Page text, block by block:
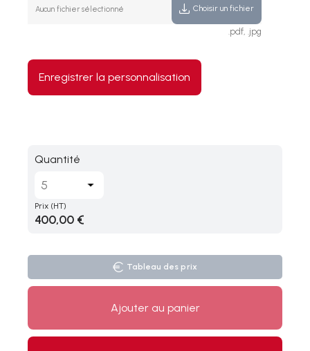
Aucun fichier sélectionné Choisir un fichier
.pdf, .jpg
Enregistrer la personnalisation
Quantité
Prix (HT)
400,00 €
Tableau des prix
Ajouter au panier